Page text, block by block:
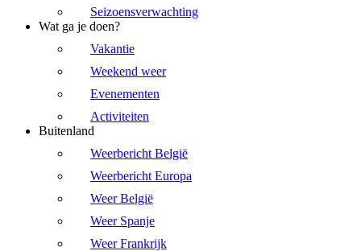
Seizoensverwachting
Wat ga je doen?
Vakantie
Weekend weer
Evenementen
Activiteiten
Buitenland
Weerbericht België
Weerbericht Europa
Weer België
Weer Spanje
Weer Frankrijk